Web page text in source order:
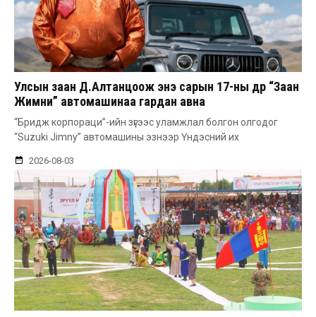
Улсын заан Д.Алтанцоож энэ сарын 17-ны өдөр “Заан
Жимни” автомашинаа гардан авна
“Бридж корпораци”-ийн зүгээс уламжлал болгон олгодог
“Suzuki Jimny” автомашины эзнээр Үндэсний их
2026-08-03